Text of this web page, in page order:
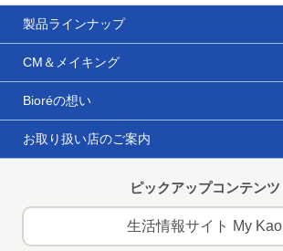
製品ラインナップ
CM＆メイキング
Bioréの想い
お取り扱い店のご案内
ピックアップコンテンツ
生活情報サイト My Kao